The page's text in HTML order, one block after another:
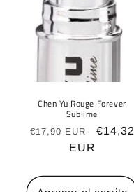
Chen Yu Rouge Forever
Sublime
Precio
habitual
€17,90 EUR
Precio
€14,32
EUR